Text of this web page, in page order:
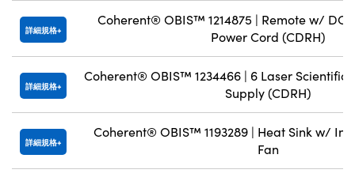
詳細規格
Coherent® OBIS™ 1214875 | Remote w/ DC
Power Cord (CDRH)
詳細規格
Coherent® OBIS™ 1234466 | 6 Laser Scientific
Supply (CDRH)
詳細規格
Coherent® OBIS™ 1193289 | Heat Sink w/
Fan